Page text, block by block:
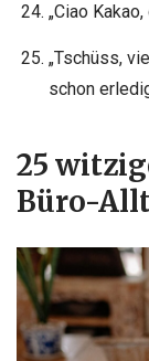
„Ciao
„Tschüss,
schon
25
Büro-